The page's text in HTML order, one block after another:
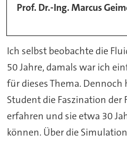
Prof. Dr.-Ing. Marcus
Ich selbst beobachte die
50 Jahre, damals war ich
für dieses Thema. Dennoch
Student die Faszination der
erfahren und sie etwa 30
können. Über die